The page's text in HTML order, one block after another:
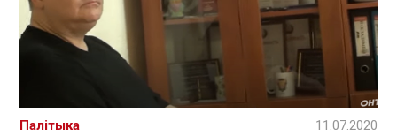
Палітыка 11.07.2020